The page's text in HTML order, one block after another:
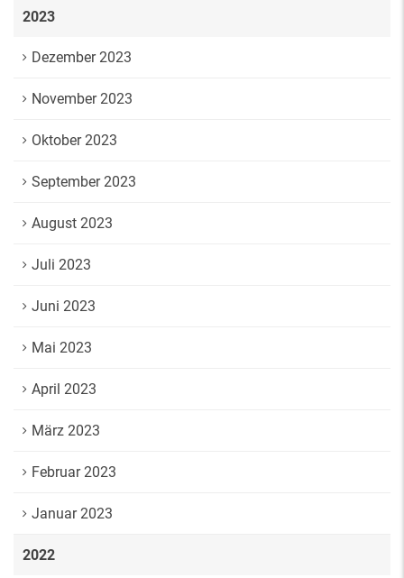
2023
Dezember 2023
November 2023
Oktober 2023
September 2023
August 2023
Juli 2023
Juni 2023
Mai 2023
April 2023
März 2023
Februar 2023
Januar 2023
2022